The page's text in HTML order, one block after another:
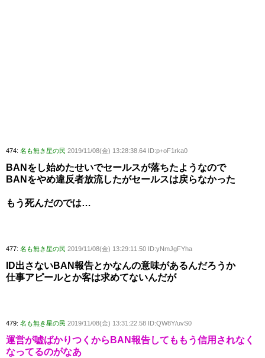
474: 名も無き星の民 2019/11/08(金) 13:28:38.64 ID:p+oF1rka0
BANをし始めたせいでセールスが落ちたようなので
BANをやめ違反者放流したがセールスは戻らなかった
もう死んだのでは…
477: 名も無き星の民 2019/11/08(金) 13:29:11.50 ID:yNmJgFYha
ID出さないBAN報告とかなんの意味があるんだろうか
仕事アピールとか客は求めてないんだが
479: 名も無き星の民 2019/11/08(金) 13:31:22.58 ID:QW8Y/uvS0
運営が嘘ばかりつくからBAN報告してももう信用されなく
なってるのがなあ